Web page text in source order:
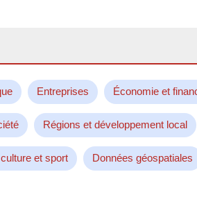
Entreprises Économie et
Régions et développement local
et sport Données géospatiales